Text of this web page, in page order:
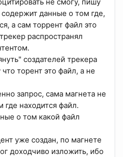
не смогу, пишу
данные о том где,
а сам торрент файл это
распространял
создателей трекера
торент это файл, а не
запрос, сама магнета не
находится файл.
о том какой файл
уже создан, по магнете
доходчиво изложить, ибо